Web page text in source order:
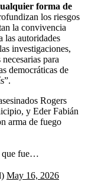
forma de
los riesgos
la convivencia
las autoridades
investigaciones,
para
democráticas de
Rogers
y Eder Fabián
arma de fuego
que fue…
May 16, 2026